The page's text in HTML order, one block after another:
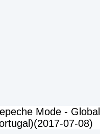
Mode -
07-08)